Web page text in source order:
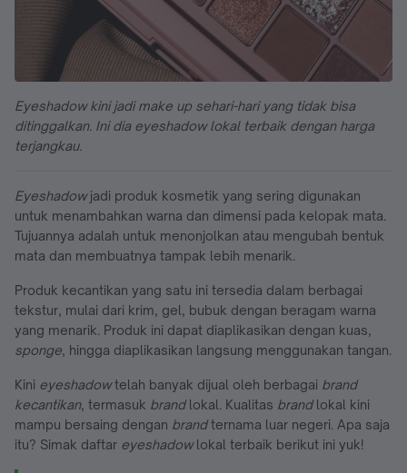
Eyeshadow kini jadi make up sehari-hari yang tidak bisa
ditinggalkan. Ini dia eyeshadow lokal terbaik dengan harga
terjangkau.
Eyeshadowjadi produk kosmetik yang sering digunakan
untuk menambahkan warna dan dimensi pada kelopak mata.
Tujuannya adalah untuk menonjolkan atau mengubah bentuk
mata dan membuatnya tampak lebih menarik.
Produk kecantikan yang satu ini tersedia dalam berbagai
tekstur, mulai dari krim, gel, bubuk dengan beragam warna
yang menarik. Produk ini dapat diaplikasikan dengan kuas,
sponge, hingga diaplikasikan langsung menggunakan tangan.
Kini eyeshadowtelah banyak dijual oleh berbagai brand
kecantikan, termasuk brandlokal. Kualitas brand lokal kini
mampu bersaing dengan brandternama luar negeri. Apa saja
itu? Simak daftar eyeshadowlokal terbaik berikut ini yuk!